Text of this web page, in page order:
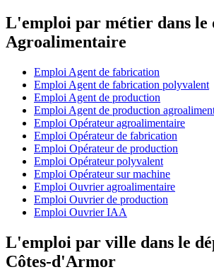
L'emploi par métier dans le
Agroalimentaire
Emploi Agent de fabrication
Emploi Agent de fabrication polyvalent
Emploi Agent de production
Emploi Agent de production
Emploi Opérateur agroalimentaire
Emploi Opérateur de fabrication
Emploi Opérateur de production
Emploi Opérateur polyvalent
Emploi Opérateur sur machine
Emploi Ouvrier agroalimentaire
Emploi Ouvrier de production
Emploi Ouvrier IAA
L'emploi par ville dans le
Côtes-d'Armor